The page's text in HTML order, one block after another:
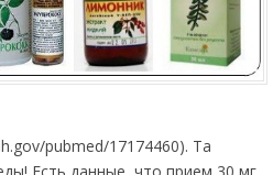
pubmed/17174460). Та